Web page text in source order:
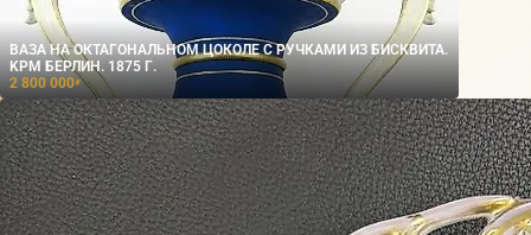
ВАЗА НА ОКТАГОНАЛЬНОМ ЦОКОЛЕ С РУЧКАМИ ИЗ БИСКВИТА.
KPM БЕРЛИН. 1875 Г.
2 800 000₽